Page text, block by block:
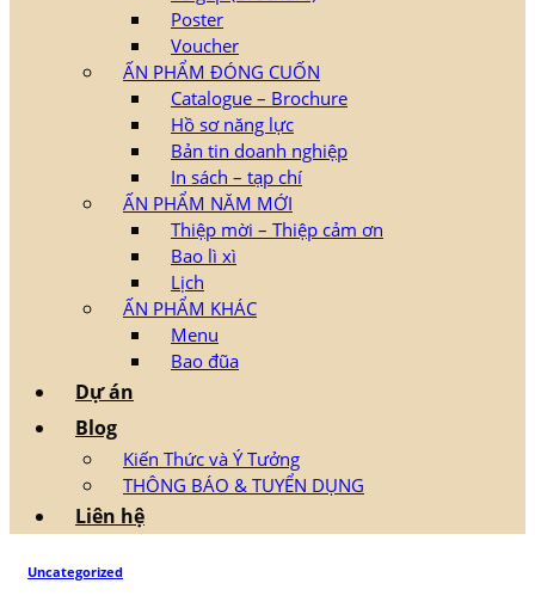
Poster
Voucher
ẤN PHẨM ĐÓNG CUỐN
Catalogue – Brochure
Hồ sơ năng lực
Bản tin doanh nghiệp
In sách – tạp chí
ẤN PHẨM NĂM MỚI
Thiệp mời – Thiệp cảm ơn
Bao lì xì
Lịch
ẤN PHẨM KHÁC
Menu
Bao đũa
Dự án
Blog
Kiến Thức và Ý Tưởng
THÔNG BÁO & TUYỂN DỤNG
Liên hệ
Uncategorized